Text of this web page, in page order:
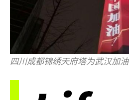
四川成都锦绣天府塔为武汉加油